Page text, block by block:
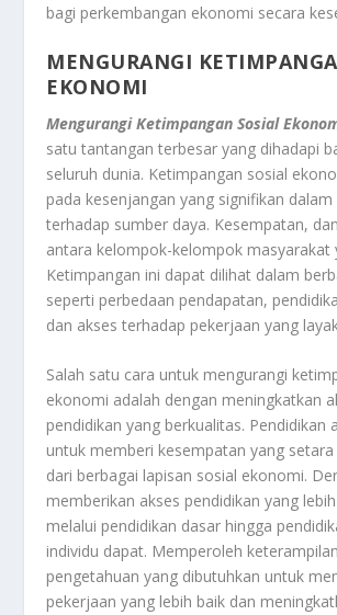
bagi perkembangan ekonomi secara
MENGURANGI
EKONOMI
Mengurangi Ketimpangan Sosial
satu tantangan terbesar yang dihadapi
seluruh dunia. Ketimpangan sosial
pada kesenjangan yang signifikan dalam
terhadap sumber daya. Kesempatan,
antara kelompok-kelompok masyarakat
Ketimpangan ini dapat dilihat dalam
seperti perbedaan pendapatan,
dan akses terhadap pekerjaan yang
Salah satu cara untuk mengurangi
ekonomi adalah dengan meningkatkan
pendidikan yang berkualitas. Pendidikan
untuk memberi kesempatan yang setara
dari berbagai lapisan sosial ekonomi.
memberikan akses pendidikan yang
melalui pendidikan dasar hingga
individu dapat. Memperoleh
pengetahuan yang dibutuhkan untuk
pekerjaan yang lebih baik dan